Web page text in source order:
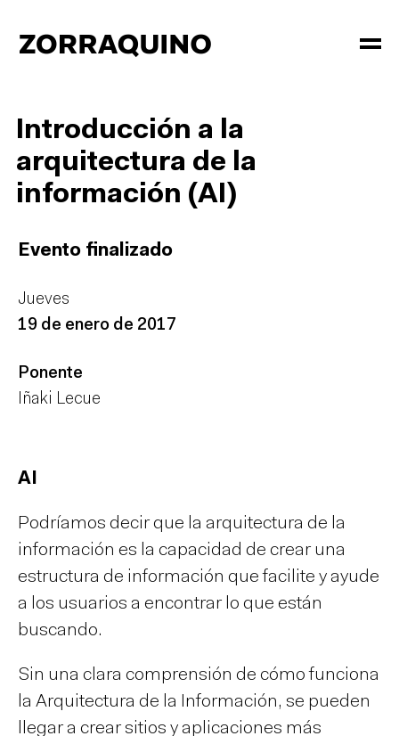
Introducción a la
arquitectura de la
información (AI)
Evento finalizado
Jueves
19 de enero de 2017
Ponente
Iñaki Lecue
AI
Podríamos decir que la arquitectura de la
información es la capacidad de crear una
estructura de información que facilite y ayude
a los usuarios a encontrar lo que están
buscando.
Sin una clara comprensión de cómo funciona
la Arquitectura de la Información, se pueden
llegar a crear sitios y aplicaciones más